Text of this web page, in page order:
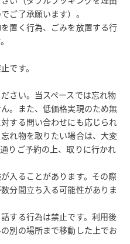
ご了承願います）。
置く行為、ごみを放置する行
です。
さい。当スペースでは忘れ物
。また、低価格実現のため無
する問い合わせにも応じられ
れ物を取りたい場合は、大変
りご予約の上、取りに行かれ
入ることがあります。その際
分間立ち入る可能性がありま
する行為は禁止です。利用後
別の場所まで移動した上でお